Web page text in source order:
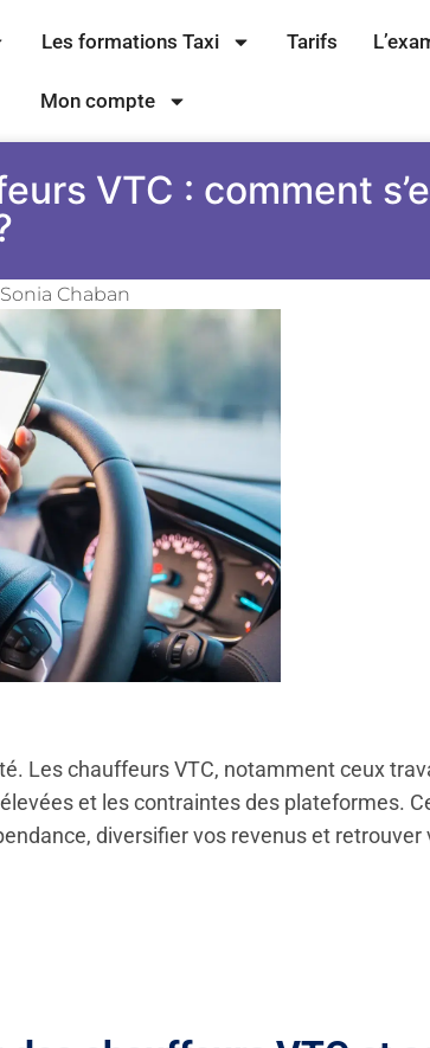
Les formations Taxi Tarifs
Mon compte
VTC : comment
Sonia Chaban
Les chauffeurs VTC, notamment ceux
et les contraintes des plateformes.
diversifier vos revenus et retrouver